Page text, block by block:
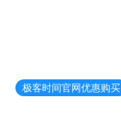
极客时间官网优惠购买